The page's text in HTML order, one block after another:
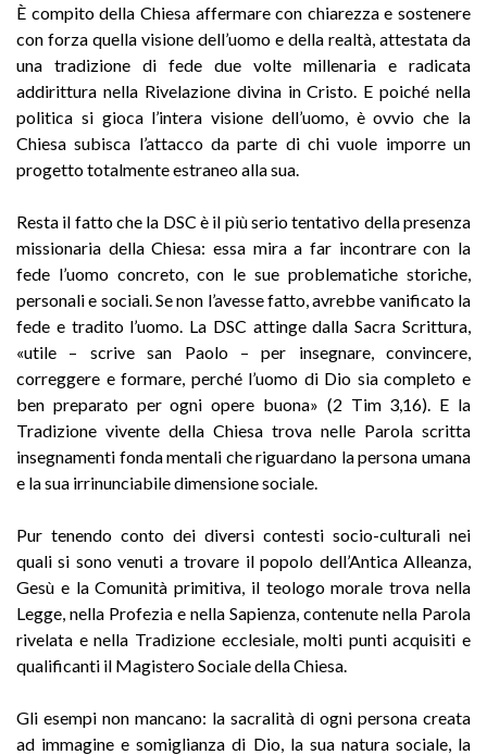
È compito della Chiesa affermare con chiarezza e sostenere
con forza quella visione dell’uomo e della realtà, attestata da
una tradizione di fede due volte millenaria e radicata
addirittura nella Rivelazione divina in Cristo. E poiché nella
politica si gioca l’intera visione dell’uomo, è ovvio che la
Chiesa subisca l’attacco da parte di chi vuole imporre un
progetto totalmente estraneo alla sua.
Resta il fatto che la DSC è il più serio tentativo della presenza
missionaria della Chiesa: essa mira a far incontrare con la
fede l’uomo concreto, con le sue problematiche storiche,
personali e sociali. Se non l’avesse fatto, avrebbe vanificato la
fede e tradito l’uomo. La DSC attinge dalla Sacra Scrittura,
«utile – scrive san Paolo – per insegnare, convincere,
correggere e formare, perché l’uomo di Dio sia completo e
ben preparato per ogni opere buona» (2 Tim 3,16). E la
Tradizione vivente della Chiesa trova nelle Parola scritta
insegnamenti fonda mentali che riguardano la persona umana
e la sua irrinunciabile dimensione sociale.
Pur tenendo conto dei diversi contesti socio-culturali nei
quali si sono venuti a trovare il popolo dell’Antica Alleanza,
Gesù e la Comunità primitiva, il teologo morale trova nella
Legge, nella Profezia e nella Sapienza, contenute nella Parola
rivelata e nella Tradizione ecclesiale, molti punti acquisiti e
qualificanti il Magistero Sociale della Chiesa.
Gli esempi non mancano: la sacralità di ogni persona creata
ad immagine e somiglianza di Dio, la sua natura sociale, la